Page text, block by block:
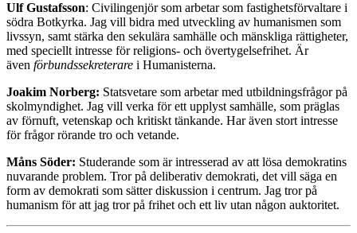
Ulf Gustafsson: Civilingenjör som arbetar som fastighetsförvaltare i
södra Botkyrka. Jag vill bidra med utveckling av humanismen som
livssyn, samt stärka den sekulära samhälle och mänskliga rättigheter,
med speciellt intresse för religions- och övertygelsefrihet. Är
även förbundssekreterare i Humanisterna.
Joakim Norberg: Statsvetare som arbetar med utbildningsfrågor på
skolmyndighet. Jag vill verka för ett upplyst samhälle, som präglas
av förnuft, vetenskap och kritiskt tänkande. Har även stort intresse
för frågor rörande tro och vetande.
Måns Söder: Studerande som är intresserad av att lösa demokratins
nuvarande problem. Tror på deliberativ demokrati, det vill säga en
form av demokrati som sätter diskussion i centrum. Jag tror på
humanism för att jag tror på frihet och ett liv utan någon auktoritet.